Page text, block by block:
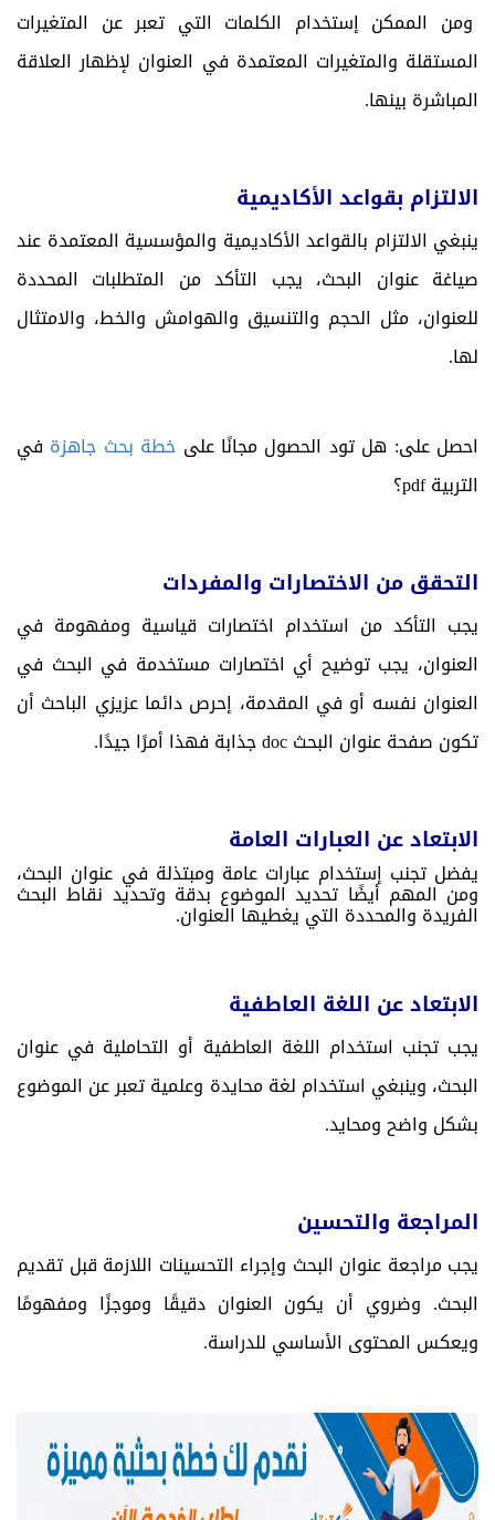
ومن الممكن إستخدام الكلمات التي تعبر عن المتغيرات
المستقلة والمتغيرات المعتمدة في العنوان لإظهار العلاقة
المباشرة بينها.
الالتزام بقواعد الأكاديمية
ينبغي الالتزام بالقواعد الأكاديمية والمؤسسية المعتمدة عند
صياغة عنوان البحث، يجب التأكد من المتطلبات المحددة
للعنوان، مثل الحجم والتنسيق والهوامش والخط، والامتثال
لها.
احصل على: هل تود الحصول مجانًا على خطة بحث جاهزة في
التربية pdf؟
التحقق من الاختصارات والمفردات
يجب التأكد من استخدام اختصارات قياسية ومفهومة في
العنوان، يجب توضيح أي اختصارات مستخدمة في البحث في
العنوان نفسه أو في المقدمة، إحرص دائما عزيزي الباحث أن
تكون صفحة عنوان البحثdocجذابة فهذا أمرًا جيدًا.
الابتعاد عن العبارات العامة
يفضل تجنب إستخدام عبارات عامة ومبتذلة في عنوان البحث،
ومن المهم أيضًا تحديد الموضوع بدقة وتحديد نقاط البحث
الفريدة والمحددة التي يغطيها العنوان.
الابتعاد عن اللغة العاطفية
يجب تجنب استخدام اللغة العاطفية أو التحاملية في عنوان
البحث، وينبغي استخدام لغة محايدة وعلمية تعبر عن الموضوع
بشكل واضح ومحايد.
المراجعة والتحسين
يجب مراجعة عنوان البحث وإجراء التحسينات اللازمة قبل تقديم
البحث. وضروي أن يكون العنوان دقيقًا وموجزًا ومفهومًا
ويعكس المحتوى الأساسي للدراسة.